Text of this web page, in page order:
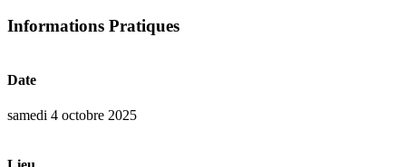
Informations Pratiques
Date
samedi 4 octobre 2025